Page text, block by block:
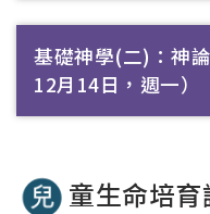
基礎神學(二)：神
12月14日，週一）
童生命培育